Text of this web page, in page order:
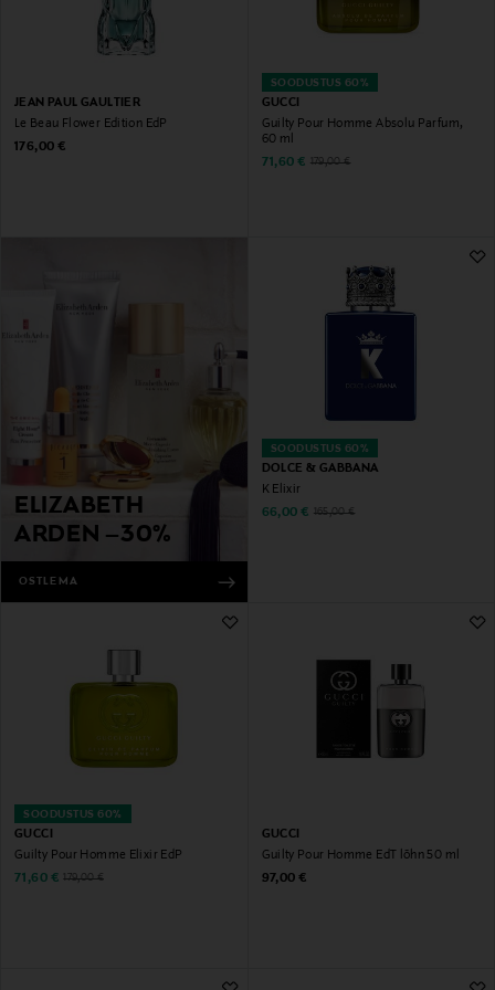
JEAN PAUL GAULTIER
Le Beau Flower Edition EdP
Original Price
176,00 €
SOODUSTUS 60%
GUCCI
Guilty Pour Homme Absolu Parfum,
60 ml
Discounted Price
71,60 € Original Price
179,00 €
ELIZABETH
ARDEN –30%
OSTLEMA
SOODUSTUS 60%
DOLCE & GABBANA
K Elixir
Discounted Price
66,00 € Original Price
165,00 €
SOODUSTUS 60%
GUCCI
Guilty Pour Homme Elixir EdP
Discounted Price
71,60 € Original Price
179,00 €
GUCCI
Guilty Pour Homme EdT lõhn 50 ml
Original Price
97,00 €